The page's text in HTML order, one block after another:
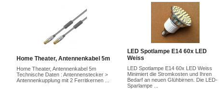
Home Theater, Antennenkabel 5m
Home Theater, Antennenkabel 5m
Technische Daten : Antennenstecker >
Antennenkupplung mit 2 Ferritkernen ...
LED Spotlampe E14 60x LED
Weiss
LED Spotlampe E14 60x LED Weiss
Minimiert die Stromkosten und Ihren
Bedarf an neuen Glühbirnen. Die LED-
Sparlampe ...